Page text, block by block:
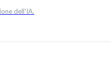
dell'IA.